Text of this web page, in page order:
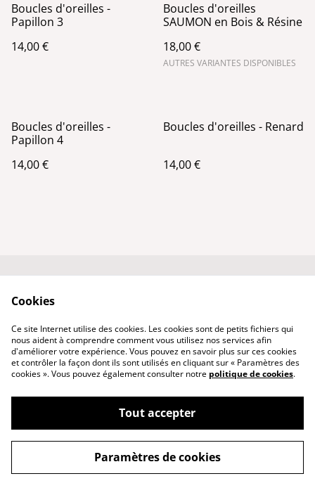
Boucles d'oreilles -
Papillon 3
14,00 €
Boucles d'oreilles
SAUMON en Bois & Résine
18,00 €
AUTRES VARIANTES DISPONIBLES
Boucles d'oreilles -
Papillon 4
14,00 €
Boucles d'oreilles - Renard
14,00 €
Conditions générales
Qui suis-je ?
Politique de cookies
Nous contacter
©2026PhenixCuir & PhenixBijoux
powered by
Cookies
Ce site Internet utilise des cookies. Les cookies sont de petits fichiers qui
nous aident à comprendre comment vous utilisez nos services afin
d'améliorer votre expérience. Vous pouvez en savoir plus sur ces cookies
et contrôler la façon dont ils sont utilisés en cliquant sur « Paramètres des
cookies ». Vous pouvez également consulter notre politique de cookies.
Tout accepter
Paramètres de cookies